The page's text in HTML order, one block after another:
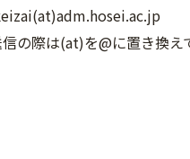
の際は(at)を@に置き換え